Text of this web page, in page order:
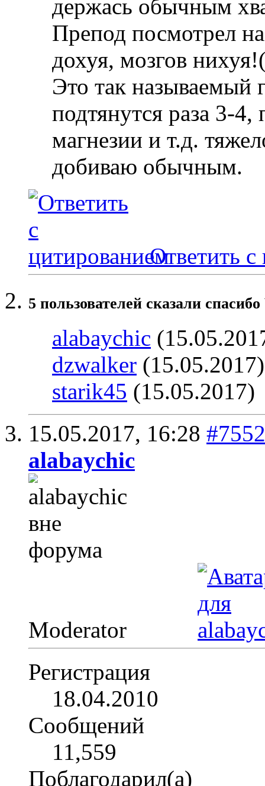
держась обычным
Препод посмотрел
дохуя, мозгов
Это так называемый
подтянутся раза 3-4,
магнезии и т.д.
добиваю обычным.
Ответить с
5 пользователей сказали
alabaychic
dzwalker
starik45 (15.05.2017)
15.05.2017, 16:28 #7552
alabaychic
Moderator
Регистрация
18.04.2010
Сообщений
11,559
Поблагодарил(а)